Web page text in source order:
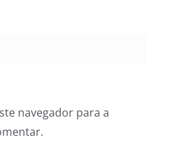
navegador para a